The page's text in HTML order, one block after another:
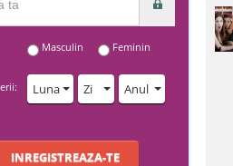
Masculin Feminin
Luna Zi Anul
INREGISTREAZA-TE